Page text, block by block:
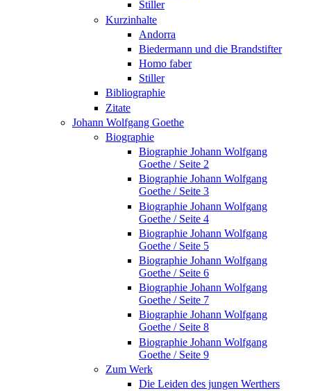
Stiller
Kurzinhalte
Andorra
Biedermann und die Brandstifter
Homo faber
Stiller
Bibliographie
Zitate
Johann Wolfgang Goethe
Biographie
Biographie Johann Wolfgang
Goethe / Seite 2
Biographie Johann Wolfgang
Goethe / Seite 3
Biographie Johann Wolfgang
Goethe / Seite 4
Biographie Johann Wolfgang
Goethe / Seite 5
Biographie Johann Wolfgang
Goethe / Seite 6
Biographie Johann Wolfgang
Goethe / Seite 7
Biographie Johann Wolfgang
Goethe / Seite 8
Biographie Johann Wolfgang
Goethe / Seite 9
Zum Werk
Die Leiden des jungen Werthers